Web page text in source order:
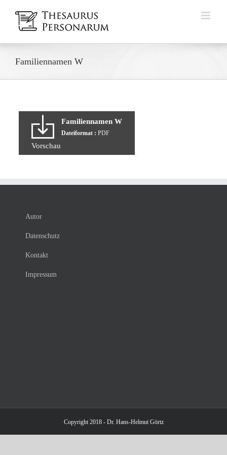
Inhalt
springen
Familiennamen W
Familiennamen W
Dateiformat : PDF
Vorschau
Autor
Datenschutz
Kontakt
Impressum
Copyright 2018 - Dr. Hans-Helmut Görtz